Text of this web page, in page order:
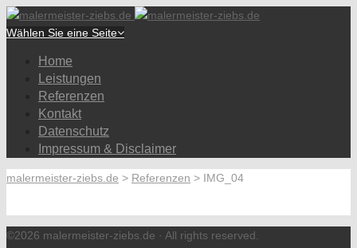
Wählen Sie eine Seite
Home
Leistungen
Referenzen
Kontakt
Datenschutz
Impressum & Disclaimer
malermeister-ziebs.de > Referenzen > IMG_04
©2026 malermeister-ziebs.de · All rights reserved.